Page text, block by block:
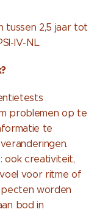
tussen 2,5 jaar tot
IV-NL.
problemen op te
te
ook creativiteit,
voor ritme of
worden
bod in